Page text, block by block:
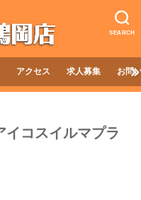
SEARCH
アクセス 求人募集 お問
コスイルマプラ